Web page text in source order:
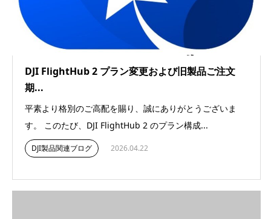
DJI FlightHub 2 プラン変更および旧製品ご注文
期...
平素より格別のご高配を賜り、誠にありがとうございま
す。 このたび、DJI FlightHub 2 のプラン構成...
DJI製品関連ブログ 2026.04.22